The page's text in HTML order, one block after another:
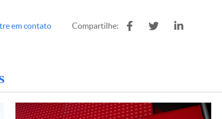
em contato Compartilhe: